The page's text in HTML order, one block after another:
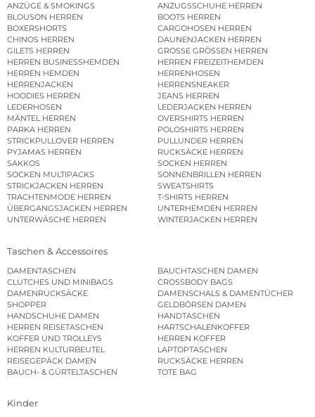
ANZÜGE & SMOKINGS
ANZUGSSCHUHE HERREN
BLOUSON HERREN
BOOTS HERREN
BOXERSHORTS
CARGOHOSEN HERREN
CHINOS HERREN
DAUNENJACKEN HERREN
GILETS HERREN
GROSSE GRÖSSEN HERREN
HERREN BUSINESSHEMDEN
HERREN FREIZEITHEMDEN
HERREN HEMDEN
HERRENHOSEN
HERRENJACKEN
HERRENSNEAKER
HOODIES HERREN
JEANS HERREN
LEDERHOSEN
LEDERJACKEN HERREN
MÄNTEL HERREN
OVERSHIRTS HERREN
PARKA HERREN
POLOSHIRTS HERREN
STRICKPULLOVER HERREN
PULLUNDER HERREN
PYJAMAS HERREN
RUCKSÄCKE HERREN
SAKKOS
SOCKEN HERREN
SOCKEN MULTIPACKS
SONNENBRILLEN HERREN
STRICKJACKEN HERREN
SWEATSHIRTS
TRACHTENMODE HERREN
T-SHIRTS HERREN
ÜBERGANGSJACKEN HERREN
UNTERHEMDEN HERREN
UNTERWÄSCHE HERREN
WINTERJACKEN HERREN
Taschen & Accessoires
DAMENTASCHEN
BAUCHTASCHEN DAMEN
CLUTCHES UND MINIBAGS
CROSSBODY BAGS
DAMENRUCKSÄCKE
DAMENSCHALS & DAMENTÜCHER
SHOPPER
GELDBÖRSEN DAMEN
HANDSCHUHE DAMEN
HANDTASCHEN
HERREN REISETASCHEN
HARTSCHALENKOFFER
KOFFER UND TROLLEYS
HERREN KOFFER
HERREN KULTURBEUTEL
LAPTOPTASCHEN
REISEGEPÄCK DAMEN
RUCKSÄCKE HERREN
BAUCH- & GÜRTELTASCHEN
TOTE BAG
Kinder